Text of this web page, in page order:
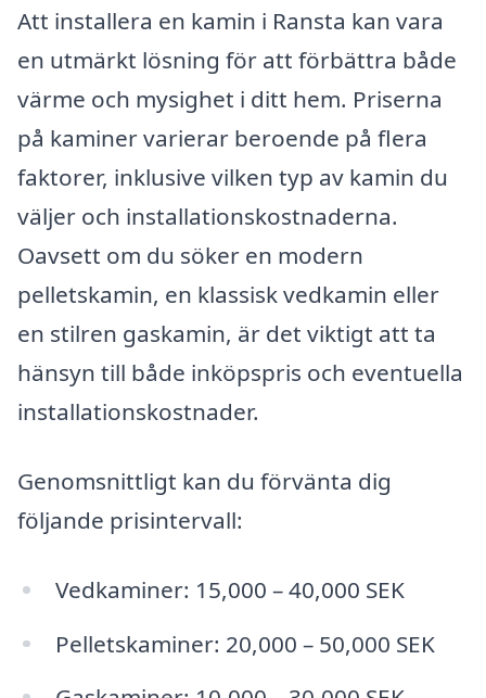
Att installera en kamin i Ransta kan vara
en utmärkt lösning för att förbättra både
värme och mysighet i ditt hem. Priserna
på kaminer varierar beroende på flera
faktorer, inklusive vilken typ av kamin du
väljer och installationskostnaderna.
Oavsett om du söker en modern
pelletskamin, en klassisk vedkamin eller
en stilren gaskamin, är det viktigt att ta
hänsyn till både inköpspris och eventuella
installationskostnader.
Genomsnittligt kan du förvänta dig
följande prisintervall:
Vedkaminer: 15,000 – 40,000 SEK
Pelletskaminer: 20,000 – 50,000 SEK